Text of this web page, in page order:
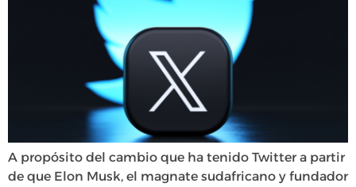
A propósito del cambio que ha tenido Twitter a partir
de que Elon Musk, el magnate sudafricano y fundador